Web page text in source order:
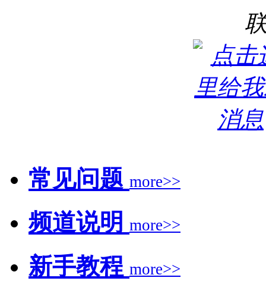
常见问题 more>>
频道说明 more>>
新手教程 more>>